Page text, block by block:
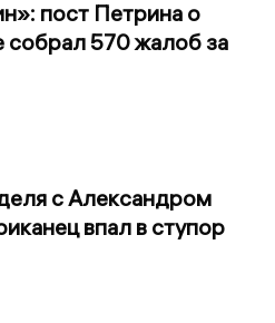
пост Петрина о
собрал 570 жалоб за
с Александром
впал в ступор